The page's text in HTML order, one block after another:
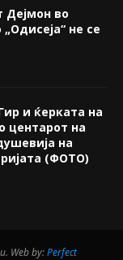
Дејмон во
не се
и ќерката на
центарот на
на
(ФОТО)
Web by:Perfect